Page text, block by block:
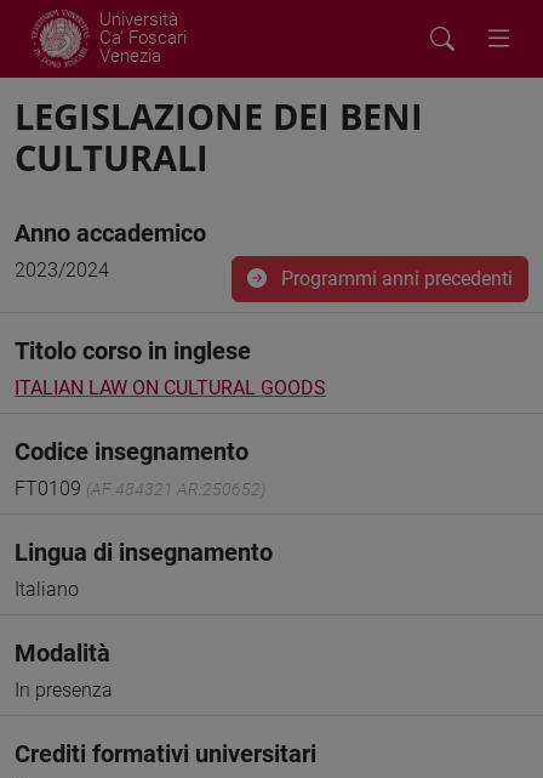
Università
Ca' Foscari
Venezia
LEGISLAZIONE DEI BENI
CULTURALI
Anno accademico
2023/2024 Programmi anni precedenti
Titolo corso in inglese
ITALIAN LAW ON CULTURAL GOODS
Codice insegnamento
FT0109 (AF:484321 AR:250652)
Lingua di insegnamento
Italiano
Modalità
In presenza
Crediti formativi universitari